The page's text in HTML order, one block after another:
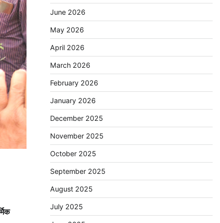
June 2026
May 2026
April 2026
March 2026
February 2026
January 2026
December 2025
November 2025
October 2025
September 2025
August 2025
July 2025